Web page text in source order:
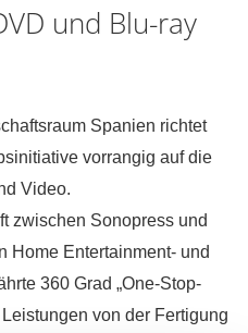
und Blu-ray
Spanien richtet
vorrangig auf die
Video.
zwischen Sonopress und
Home Entertainment- und
360 Grad „One-Stop-
von der Fertigung